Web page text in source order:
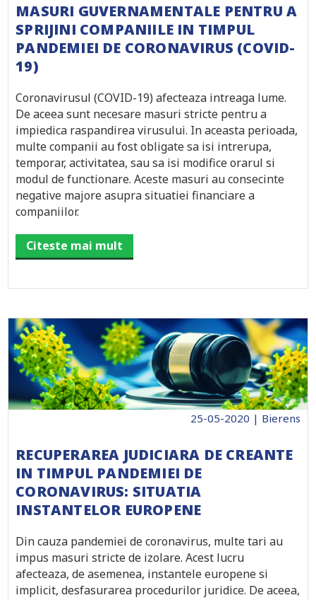
MASURI GUVERNAMENTALE PENTRU A
SPRIJINI COMPANIILE IN TIMPUL
PANDEMIEI DE CORONAVIRUS (COVID-
19)
Coronavirusul (COVID-19) afecteaza intreaga lume.
De aceea sunt necesare masuri stricte pentru a
impiedica raspandirea virusului. In aceasta perioada,
multe companii au fost obligate sa isi intrerupa,
temporar, activitatea, sau sa isi modifice orarul si
modul de functionare. Aceste masuri au consecinte
negative majore asupra situatiei financiare a
companiilor.
Citeste mai mult
25-05-2020 | Bierens
RECUPERAREA JUDICIARA DE CREANTE
IN TIMPUL PANDEMIEI DE
CORONAVIRUS: SITUATIA
INSTANTELOR EUROPENE
Din cauza pandemiei de coronavirus, multe tari au
impus masuri stricte de izolare. Acest lucru
afecteaza, de asemenea, instantele europene si
implicit, desfasurarea procedurilor juridice. De aceea,